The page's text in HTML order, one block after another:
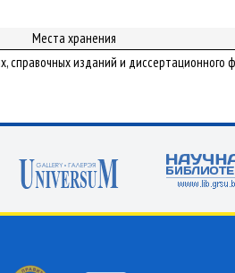
Места хранения
справочных изданий и диссертационного